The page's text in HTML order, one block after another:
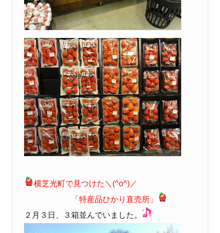
横芝光町で見つけた＼(^o^)／
「特産品ひかり直売所」
２月３日、３箱並んでいました。